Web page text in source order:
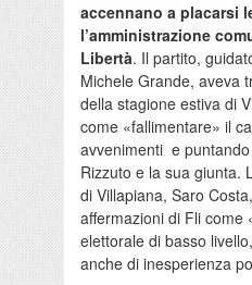
accennano a placarsi
l’amministrazione
Libertà. Il partito,
Michele Grande, aveva
della stagione estiva di
come «fallimentare» il
avvenimenti e
Rizzuto e la sua giunta.
di Villapiana, Saro
affermazioni di Fli come
elettorale di basso
anche di inesperienza